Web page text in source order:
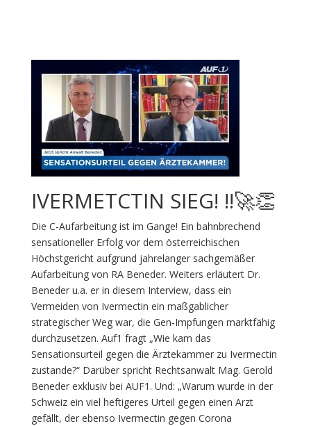
IVERMETCTIN SIEG! ‼️🚀👏
Die C-Aufarbeitung ist im Gange! Ein bahnbrechend
sensationeller Erfolg vor dem österreichischen
Höchstgericht aufgrund jahrelanger sachgemäßer
Aufarbeitung von RA Beneder. Weiters erläutert Dr.
Beneder u.a. er in diesem Interview, dass ein
Vermeiden von Ivermectin ein maßgablicher
strategischer Weg war, die Gen-Impfungen marktfähig
durchzusetzen. Auf1 fragt „Wie kam das
Sensationsurteil gegen die Ärztekammer zu Ivermectin
zustande?“ Darüber spricht Rechtsanwalt Mag. Gerold
Beneder exklusiv bei AUF1. Und: „Warum wurde in der
Schweiz ein viel heftigeres Urteil gegen einen Arzt
gefällt, der ebenso Ivermectin gegen Corona